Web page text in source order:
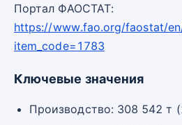
Портал ФАОСТАТ:
https://www.fao.org/faostat/
item_code=1783
Ключевые значения
Производство: 308 542 т